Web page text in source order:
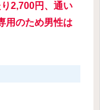
2,700円、通い
用のため男性は